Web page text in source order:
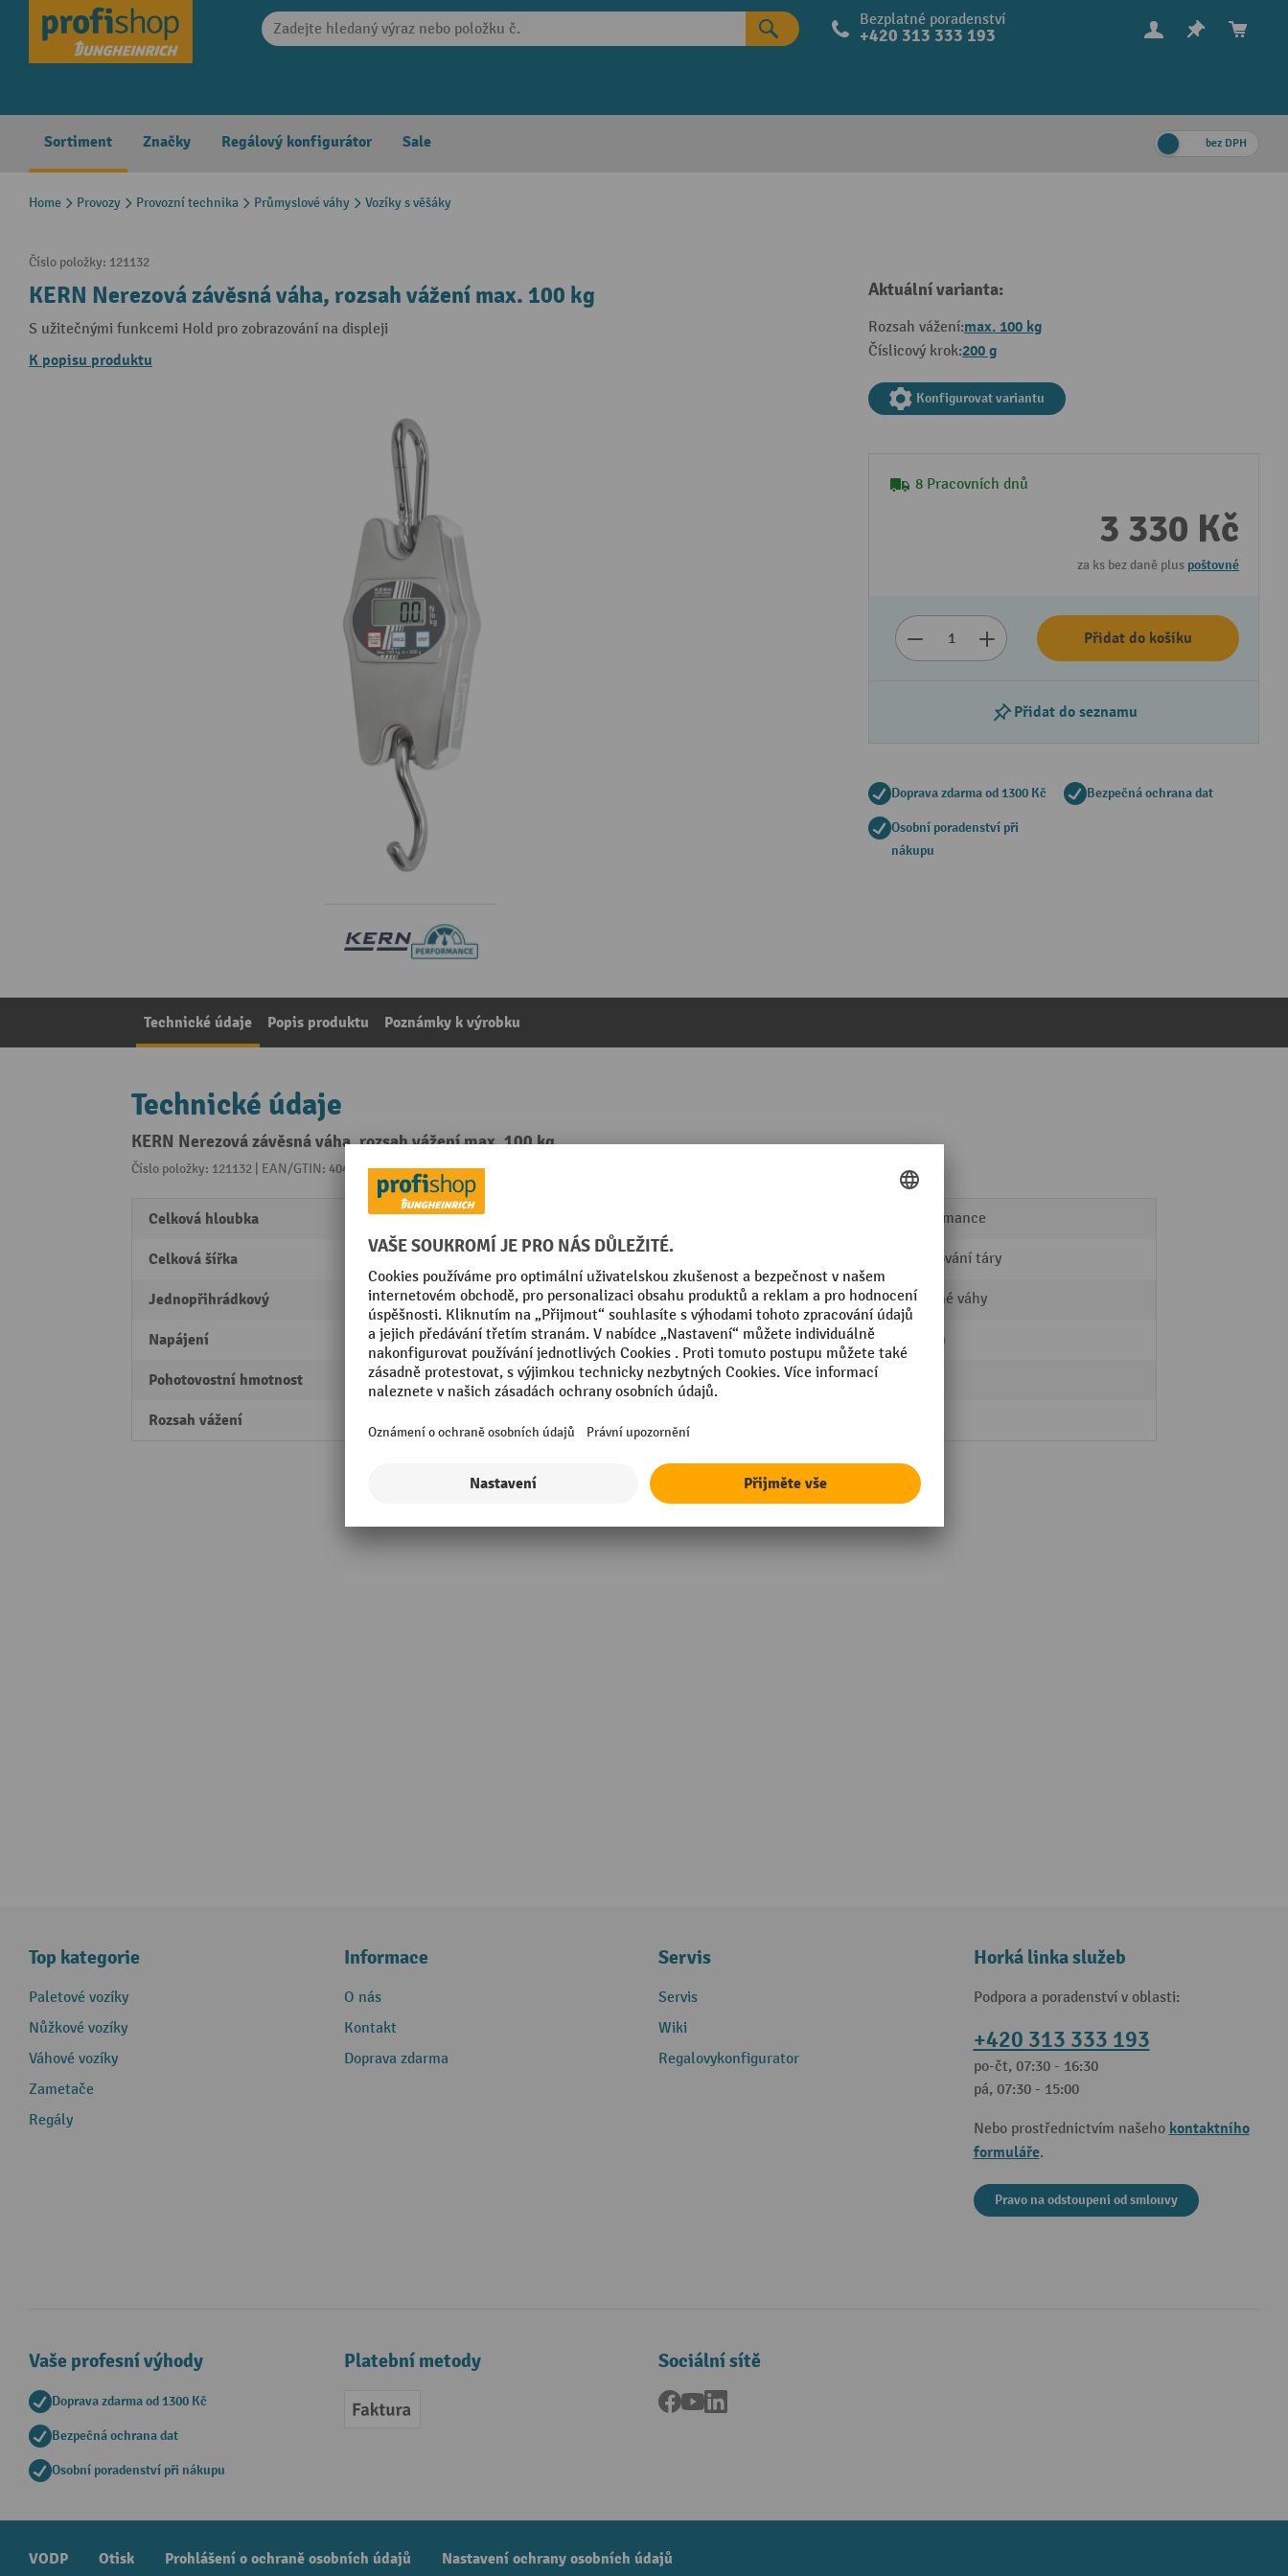
Skip to main navigation Bezplatné poradenství
+420 313 333 193
Sortiment Značky Regálový konfigurátor Sale bez DPH
Home Provozy Provozní technika Průmyslové váhy Vozíky s věšáky
Číslo položky: 121132
KERN Nerezová závěsná váha, rozsah vážení max. 100 kg
S užitečnými funkcemi Hold pro zobrazování na displeji
K popisu produktu
Aktuální varianta:
Rozsah vážení:max. 100 kg
Číslicový krok:200 g
Konfigurovat variantu
8 Pracovních dnů
3 330 Kč
za ks bez daně plus poštovné
Přidat do košíku
Přidat do seznamu
Doprava zdarma od 1300 Kč Bezpečná ochrana dat
Osobní poradenství při
nákupu
Technické údaje Popis produktu Poznámky k výrobku
Technické údaje
KERN Nerezová závěsná váha, rozsah vážení max. 100 kg
Číslo položky: 121132 | EAN/GTIN: 4045761083936Z kategorie:
Celková hloubka 175 mm
Celková šířka
Jednopřihrádkový Ne
Napájení Baterie
Pohotovostní hmotnost 0,8 kg
Rozsah vážení
Performance
vynulování táry
Váhy, typ závěsné váhy
Výška 95 mm
Značka
Zobrazit všechny technické údaje
Top kategorie
Paletové vozíky
Nůžkové vozíky
Váhové vozíky
Zametače
Regály
Informace
O nás
Kontakt
Doprava zdarma
Servis
Servis
Wiki
Regalovykonfigurator
Horká linka služeb
Podpora a poradenství v oblasti:
+420 313 333 193
po-čt, 07:30 - 16:30
pá, 07:30 - 15:00
Nebo prostřednictvím našeho kontaktního
formuláře.
Pravo na odstoupeni od smlouvy
Vaše profesní výhody
Doprava zdarma od 1300 Kč
Bezpečná ochrana dat
Osobní poradenství při nákupu
Platební metody
Faktura
Sociální sítě
Facebook
YouTube
VODP Otisk Prohlášení o ochraně osobních údajů Nastavení ochrany osobních údajů